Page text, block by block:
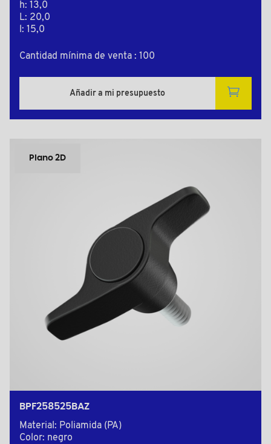
h: 13,0
L: 20,0
l: 15,0
Cantidad mínima de venta : 100
Añadir a mi presupuesto
Plano 2D
BPF258525BAZ
Material: Poliamida (PA)
Color: negro